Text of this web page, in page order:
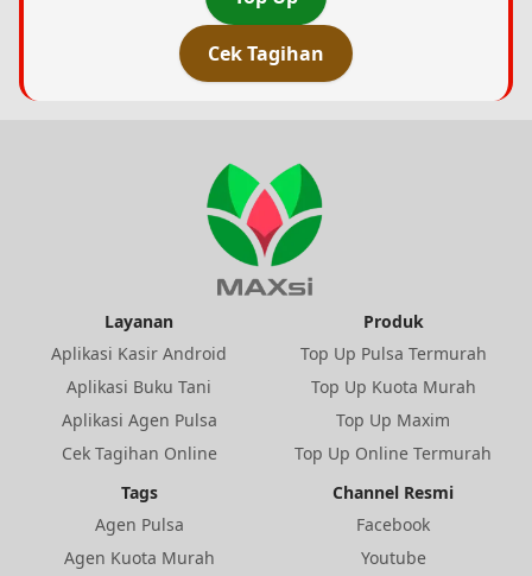
Cek Tagihan
Layanan
Aplikasi Kasir Android
Aplikasi Buku Tani
Aplikasi Agen Pulsa
Cek Tagihan Online
Produk
Top Up Pulsa Termurah
Top Up Kuota Murah
Top Up Maxim
Top Up Online Termurah
Tags
Agen Pulsa
Agen Kuota Murah
Channel Resmi
Facebook
Youtube